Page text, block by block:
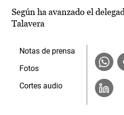
Según ha avanzado el
Talavera
Notas de prensa
Fotos
Cortes audio